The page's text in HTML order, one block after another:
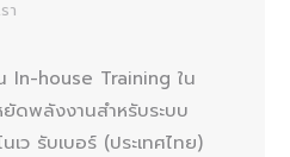
า
In-house Training ใน
ดพลังงานสำหรับระบบ
ว รับเบอร์ (ประเทศไทย)